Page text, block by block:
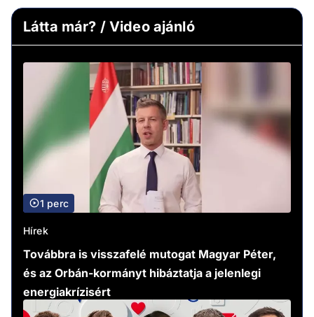
Látta már? / Video ajánló
1 perc
Hírek
Továbbra is visszafelé mutogat Magyar Péter,
és az Orbán-kormányt hibáztatja a jelenlegi
energiakrízisért